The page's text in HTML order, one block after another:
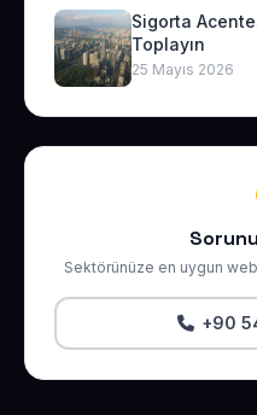
Sigorta
Toplayın
25 Mayıs 2026
Sektörünüze en uygun
+90